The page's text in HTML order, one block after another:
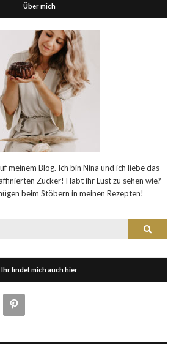
Über mich
meinem Blog. Ich bin Nina und ich liebe das
Zucker! Habt ihr Lust zu sehen wie?
beim Stöbern in meinen Rezepten!
Suche
Ihr findet mich auch hier